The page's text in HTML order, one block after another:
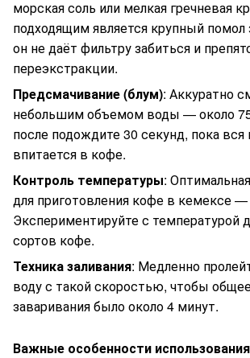
морская соль или мелкая гречневая
подходящим является крупный помол
он не даёт фильтру забиться и
переэкстракции.
Предсмачивание (блум): Аккуратно
небольшим объемом воды — около
после подождите 30 секунд, пока вся
впитается в кофе.
Контроль температуры:
для приготовления кофе в кемексе
Экспериментируйте с температурой
сортов кофе.
Техника заливания: Медленно
воду с такой скоростью, чтобы
заваривания было около 4 минут.
Важные особенности использования